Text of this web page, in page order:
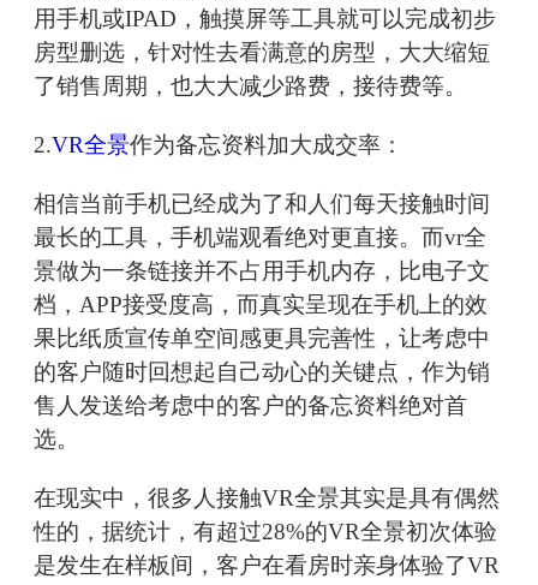
用手机或IPAD，触摸屏等工具就可以完成初步
房型删选，针对性去看满意的房型，大大缩短
了销售周期，也大大减少路费，接待费等。
2.VR全景作为备忘资料加大成交率：
相信当前手机已经成为了和人们每天接触时间
最长的工具，手机端观看绝对更直接。而vr全
景做为一条链接并不占用手机内存，比电子文
档，APP接受度高，而真实呈现在手机上的效
果比纸质宣传单空间感更具完善性，让考虑中
的客户随时回想起自己动心的关键点，作为销
售人发送给考虑中的客户的备忘资料绝对首
选。
在现实中，很多人接触VR全景其实是具有偶然
性的，据统计，有超过28%的VR全景初次体验
是发生在样板间，客户在看房时亲身体验了VR